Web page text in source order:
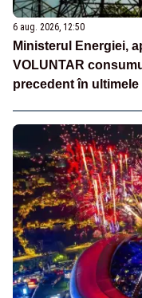
6 aug. 2026, 12:50
Ministerul Energiei,
VOLUNTAR
precedent în